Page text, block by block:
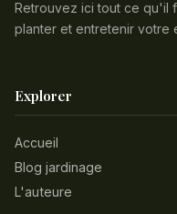
Retrouvez ici tout ce qu'il
planter et entretenir votre
Explorer
Accueil
Blog jardinage
L'auteure